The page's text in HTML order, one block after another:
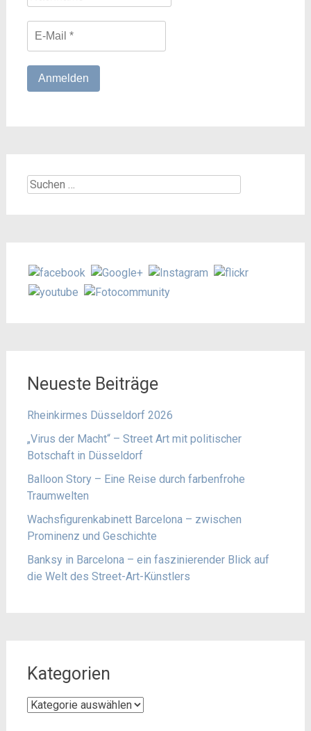
Suchen
Neueste Beiträge
Rheinkirmes Düsseldorf 2026
„Virus der Macht“ – Street Art mit politischer
Botschaft in Düsseldorf
Balloon Story – Eine Reise durch farbenfrohe
Traumwelten
Wachsfigurenkabinett Barcelona – zwischen
Prominenz und Geschichte
Banksy in Barcelona – ein faszinierender Blick auf
die Welt des Street-Art-Künstlers
Kategorien
Kategorien